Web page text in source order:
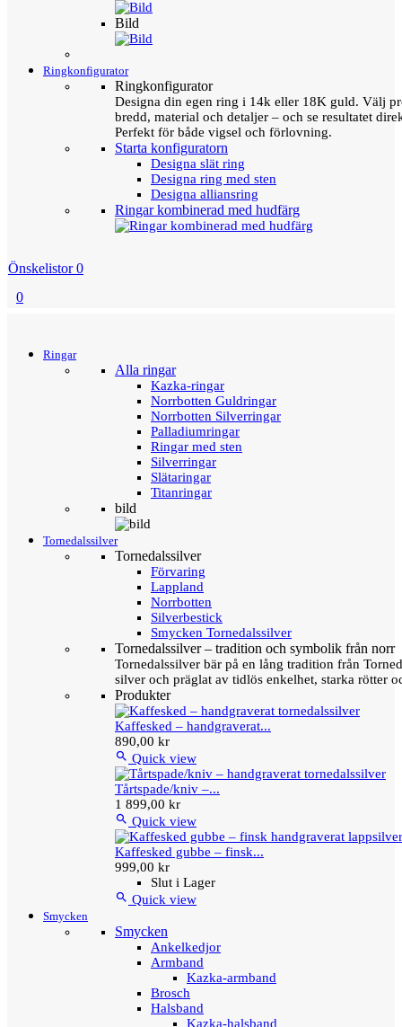
Bild
Ringkonfigurator
Ringkonfigurator
Designa din egen ring i 14k eller 18K guld. Välj
bredd, material och detaljer – och se resultatet
Perfekt för både vigsel och förlovning.
Starta konfiguratorn
Designa slät ring
Designa ring med sten
Designa alliansring
Ringar kombinerad med hudfärg
Önskelistor 0
0
Ringar
Alla ringar
Kazka-ringar
Norrbotten Guldringar
Norrbotten Silverringar
Palladiumringar
Ringar med sten
Silverringar
Slätaringar
Titanringar
bild
Tornedalssilver
Tornedalssilver
Förvaring
Lappland
Norrbotten
Silverbestick
Smycken Tornedalssilver
Tornedalssilver – tradition och symbolik från norr
Tornedalssilver bär på en lång tradition från
silver och präglat av tidlös enkelhet, starka rötter
Produkter
Kaffesked – handgraverat...
890,00 kr
 Quick view
Tårtspade/kniv –...
1 899,00 kr
 Quick view
Kaffesked gubbe – finsk...
999,00 kr
Slut i Lager
 Quick view
Smycken
Smycken
Ankelkedjor
Armband
Kazka-armband
Brosch
Halsband
Kazka-halsband